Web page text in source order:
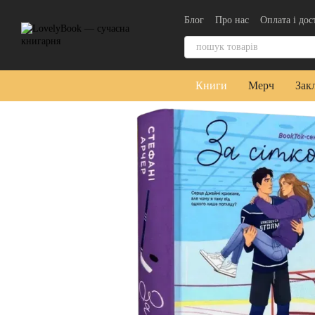
Блог
Про нас
Оплата і
Контактна інформація
Книги Мерч